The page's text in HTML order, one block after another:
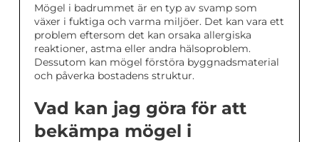
Mögel i badrummet är en typ av svamp som
växer i fuktiga och varma miljöer. Det kan vara ett
problem eftersom det kan orsaka allergiska
reaktioner, astma eller andra hälsoproblem.
Dessutom kan mögel förstöra byggnadsmaterial
och påverka bostadens struktur.
Vad kan jag göra för att
bekämpa mögel i